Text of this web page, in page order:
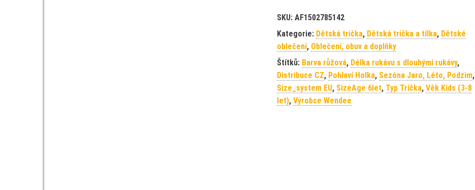
SKU: AF1502785142
Kategorie: Dětská trička, Dětská trička a tílka, Dětské
oblečení, Oblečení, obuv a doplňky
Štítků: Barva růžová, Délka rukávu s dlouhými rukávy,
Distribuce CZ, Pohlaví Holka, Sezóna Jaro, Léto, Podzim,
Size_system EU, SizeAge 6let, Typ Trička, Věk Kids (3-8
let), Výrobce Wendee